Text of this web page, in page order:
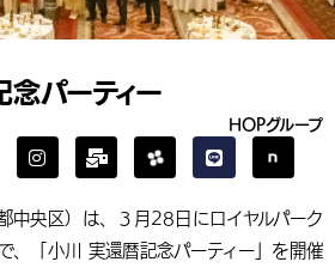
パーティー
HOPグループ
中央区）は、３月28日にロイヤルパーク
、「小川 実還暦記念パーティー」を開催